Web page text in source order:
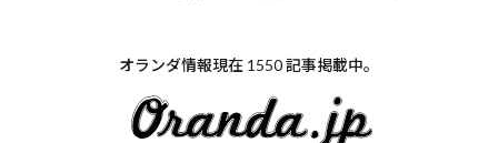
オランダ情報現在 1550 記事掲載中。